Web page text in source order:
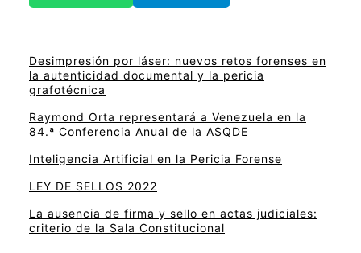
Desimpresión por láser: nuevos retos forenses en
la autenticidad documental y la pericia
grafotécnica
Raymond Orta representará a Venezuela en la
84.ª Conferencia Anual de la ASQDE
Inteligencia Artificial en la Pericia Forense
LEY DE SELLOS 2022
La ausencia de firma y sello en actas judiciales:
criterio de la Sala Constitucional